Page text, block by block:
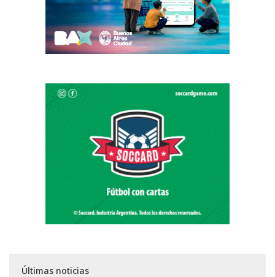
Últimas noticias